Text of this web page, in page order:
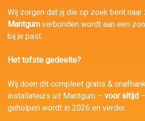
Wij zorgen dat jij die op zoek bent naar
Mantgum verbonden wordt aan een
bij je past.
Het tofste gedeelte?
Wij doen dit compleet gratis &
installateurs uit Mantgum – voor altijd
geholpen wordt in 2026 en verder.